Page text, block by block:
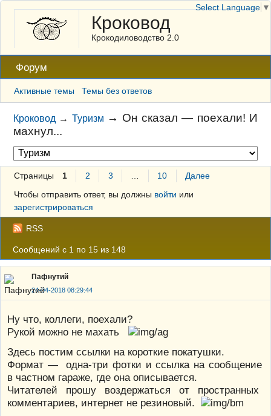
Кроковод
Крокодиловодство 2.0
Форум
Активные темы Темы без ответов
Кроковод → Туризм → Он сказал — поехали! И
махнул...
Страницы 1 2 3 10
Далее
Чтобы отправить ответ, вы должны войти или
зарегистрироваться
RSS
Сообщений с 1 по 15 из 148
Пафнутий
24-04-2018 08:29:44
Ну что, коллеги, поехали?
Рукой можно не махать
Здесь постим ссылки на короткие покатушки.
Формат — одна-три фотки и ссылка на сообщение
в частном гараже, где она описывается.
Читателей прошу воздержаться от пространных
комментариев, интернет не резиновый.
Select Language ▼